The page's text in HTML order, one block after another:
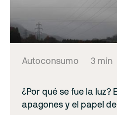
Autoconsumo 3 min
¿Por qué se fue la luz?
apagones y el papel